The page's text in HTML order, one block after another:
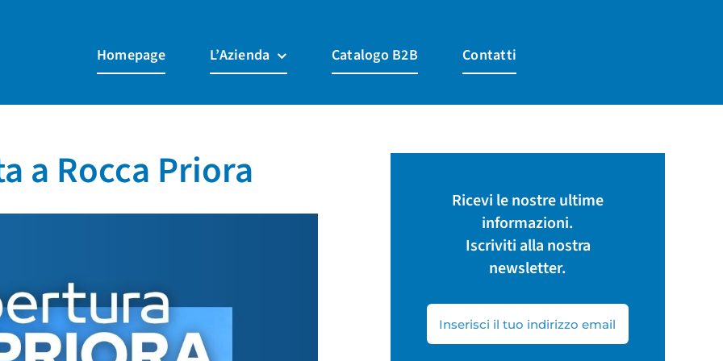
Homepage L’Azienda Catalogo B2B Contatti
a Rocca Priora
Ricevi le nostre ultime
informazioni.
Iscriviti alla nostra
newsletter.